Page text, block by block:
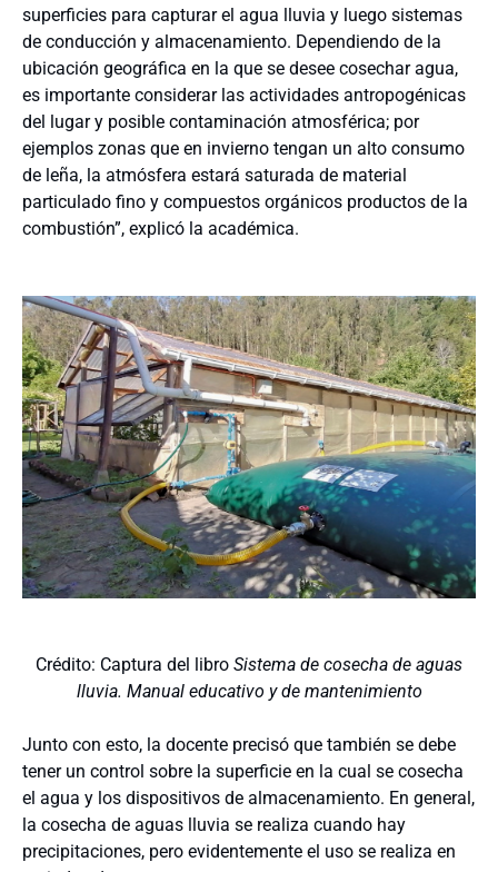
superficies para capturar el agua lluvia y luego sistemas
de conducción y almacenamiento. Dependiendo de la
ubicación geográfica en la que se desee cosechar agua,
es importante considerar las actividades antropogénicas
del lugar y posible contaminación atmosférica; por
ejemplos zonas que en invierno tengan un alto consumo
de leña, la atmósfera estará saturada de material
particulado fino y compuestos orgánicos productos de la
combustión”, explicó la académica.
Crédito: Captura del libro Sistema de cosecha de aguas
lluvia. Manual educativo y de mantenimiento
Junto con esto, la docente precisó que también se debe
tener un control sobre la superficie en la cual se cosecha
el agua y los dispositivos de almacenamiento. En general,
la cosecha de aguas lluvia se realiza cuando hay
precipitaciones, pero evidentemente el uso se realiza en